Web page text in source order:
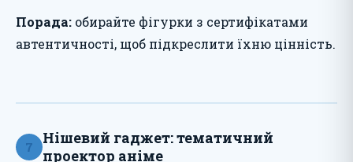
Порада: обирайте фігурки з сертифікатами
автентичності, щоб підкреслити їхню цінність.
7
Нішевий гаджет: тематичний
проектор аніме